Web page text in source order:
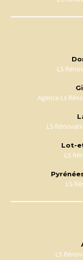
LS
Agence Ls
LS
Lot-
LS
LS
LS